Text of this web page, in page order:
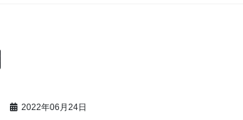
2022年06月24日